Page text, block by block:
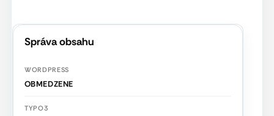
Správa obsahu
OBMEDZENE